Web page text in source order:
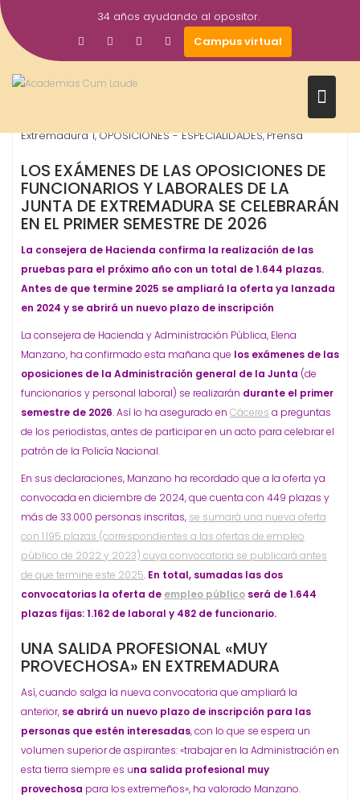
Saltar
al
contenido
34 años ayudando al opositor.
Campus virtual
Oct
2025
Gestor AcademiasCumLaude
Extremadura 1,OPOSICIONES - ESPECIALIDADES,Prensa
LOS EXÁMENES DE LAS OPOSICIONES DE
FUNCIONARIOS Y LABORALES DE LA
JUNTA DE EXTREMADURA SE CELEBRARÁN
EN EL PRIMER SEMESTRE DE 2026
La consejera de Hacienda confirma la realización de las
pruebas para el próximo año con un total de 1.644 plazas.
Antes de que termine 2025 se ampliará la oferta ya lanzada
en 2024 y se abrirá un nuevo plazo de inscripción
La consejera de Hacienda y Administración Pública, Elena
Manzano, ha confirmado esta mañana que los exámenes de las
oposiciones de la Administración general de la Junta (de
funcionarios y personal laboral) se realizarán durante el primer
semestre de 2026. Así lo ha asegurado en Cáceres a preguntas
de los periodistas, antes de participar en un acto para celebrar el
patrón de la Policía Nacional.
En sus declaraciones, Manzano ha recordado que a la oferta ya
convocada en diciembre de 2024, que cuenta con 449 plazas y
más de 33.000 personas inscritas, se sumará una nueva oferta
con 1.195 plazas (correspondientes a las ofertas de empleo
público de 2022 y 2023) cuya convocatoria se publicará antes
de que termine este 2025. En total, sumadas las dos
convocatorias la oferta de empleo público será de 1.644
plazas fijas: 1.162 de laboral y 482 de funcionario.
UNA SALIDA PROFESIONAL «MUY
PROVECHOSA» EN EXTREMADURA
Así, cuando salga la nueva convocatoria que ampliará la
anterior, se abrirá un nuevo plazo de inscripción para las
personas que estén interesadas, con lo que se espera un
volumen superior de aspirantes: «trabajar en la Administración en
esta tierra siempre es una salida profesional muy
provechosa para los extremeños», ha valorado Manzano.